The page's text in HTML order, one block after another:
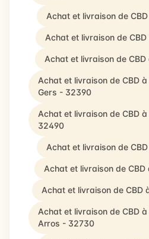
Achat et livraison de
Achat et livraison de
Achat et livraison de
Achat et livraison de CBD
Gers - 32390
Achat et livraison de CBD
32490
Achat et livraison de
Achat et livraison de
Achat et livraison de CBD
Achat et livraison de CBD
Arros - 32730